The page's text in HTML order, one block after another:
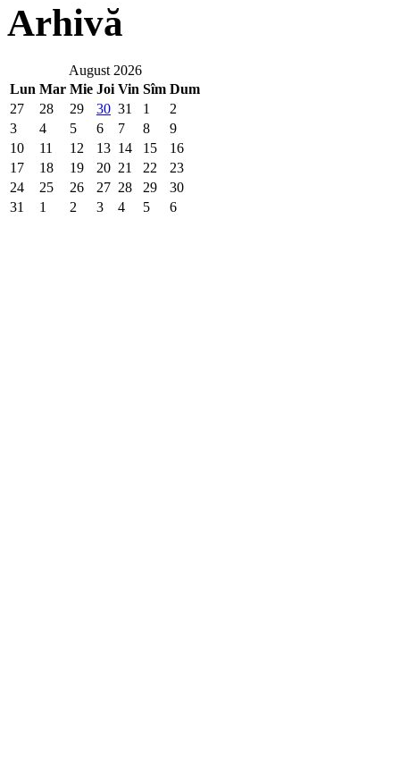
Arhivă
August 2026
Lun Mar Mie Joi Vin Sîm Dum
27
28 29 30 31 1
2
3
4 5 6 7 8
9
10
11 12 13 14 15
16
17
18 19 20 21 22
23
24
25 26 27 28 29
30
31
1 2 3 4 5 6